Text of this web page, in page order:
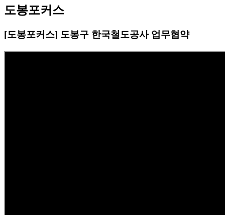
도봉포커스
[도봉포커스] 도봉구 한국철도공사 업무협약